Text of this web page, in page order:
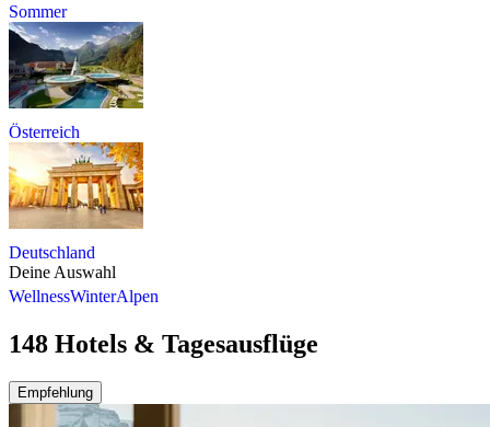
Sommer
Österreich
Deutschland
Deine Auswahl
WellnessWinterAlpen
148 Hotels & Tagesausflüge
Empfehlung